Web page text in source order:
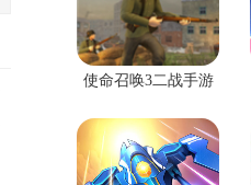
使命召唤3二战手游